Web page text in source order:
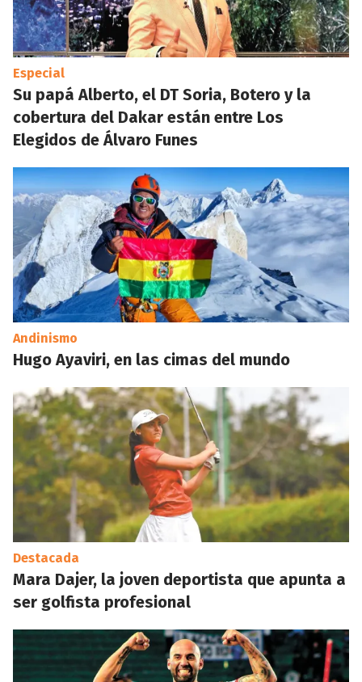
Especial
Su papá Alberto, el DT Soria, Botero y la
cobertura del Dakar están entre Los
Elegidos de Álvaro Funes
Andinismo
Hugo Ayaviri, en las cimas del mundo
Destacada
Mara Dajer, la joven deportista que apunta a
ser golfista profesional